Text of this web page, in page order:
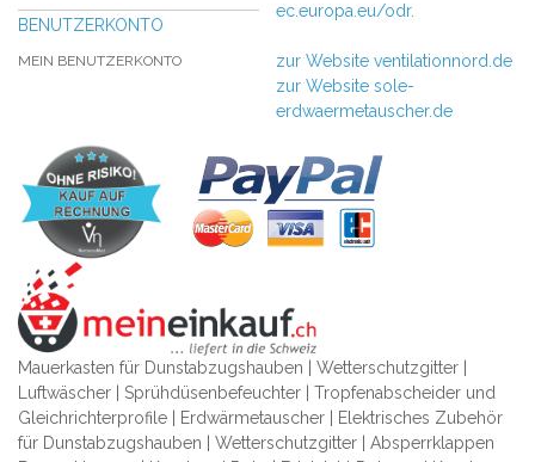
BENUTZERKONTO
MEIN BENUTZERKONTO
ec.europa.eu/odr.
zur Website ventilationnord.de
zur Website sole-
erdwaermetauscher.de
Mauerkasten für Dunstabzugshauben | Wetterschutzgitter |
Luftwäscher | Sprühdüsenbefeuchter | Tropfenabscheider und
Gleichrichterprofile | Erdwärmetauscher | Elektrisches Zubehör
für Dunstabzugshauben | Wetterschutzgitter | Absperrklappen